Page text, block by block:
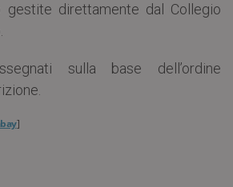
gestite direttamente dal Collegio
sulla base dell’ordine
]